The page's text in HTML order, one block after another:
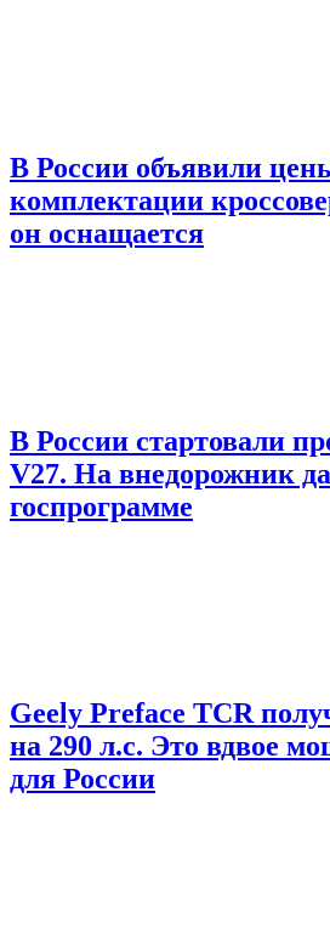
В России объявили
комплектации
он оснащается
В России стартовали
V27. На внедорожник
госпрограмме
Geely Preface TCR
на 290 л.с. Это вдвое
для России